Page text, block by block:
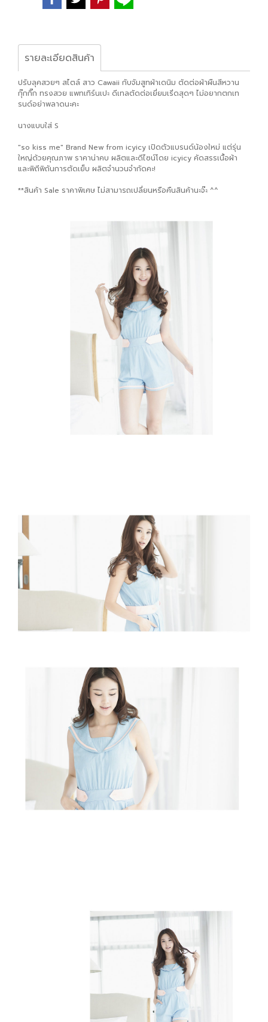
รายละเอียดสินค้า
ปรับลุคสวยๆ สไตล์ สาว Cawaii กับจัมสูทผ้าเดนิม ตัดต่อผ้าผืนสีหวาน
กุ๊กกิ๊ก ทรงสวย แพทเทิร์นเปะ ดีเทลตัดต่อเยี่ยมเริ่ดสุดๆ ไม่อยากตกเท
รนด์อย่าพลาดนะคะ
นางแบบใส่ S
"so kiss me" Brand New from icyicy เปิดตัวแบรนด์น้องใหม่ แต่รุ่น
ใหญ่ด้วยคุณภาพ ราคาน่าคบ ผลิตและดีไซน์โดย icyicy คัดสรรเนื้อผ้า
และพิถีพิถันการตัดเย็บ ผลิตจำนวนจำกัดคะ!
**สินค้า Sale ราคาพิเศษ ไม่สามารถเปลี่ยนหรือคืนสินค้านะจ๊ะ ^^